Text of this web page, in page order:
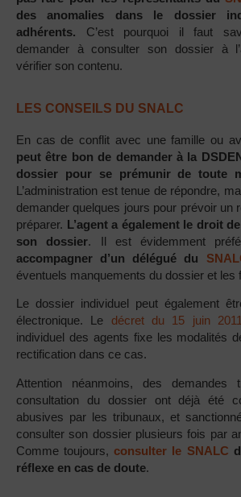
des anomalies dans le dossier
adhérents. C’est pourquoi il faut
demander à consulter son dossier à
vérifier son contenu.
LES CONSEILS DU SNALC
En cas de conflit avec une famille ou
peut être bon de demander à la
dossier pour se prémunir de toute
L’administration est tenue de répondre,
demander quelques jours pour prévoir un
préparer. L’agent a également le droit
son dossier. Il est évidemment
accompagner d’un délégué du
éventuels manquements du dossier et les
Le dossier individuel peut également
électronique. Le décret du 15 juin 2011
individuel des agents fixe les modalités
rectification dans ce cas.
Attention néanmoins, des demandes
consultation du dossier ont déjà été
abusives par les tribunaux, et
consulter son dossier plusieurs fois par
Comme toujours, consulter le SNALC
réflexe en cas de doute.